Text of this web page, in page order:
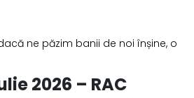
ne păzim banii de noi înșine, o
2026 – RAC